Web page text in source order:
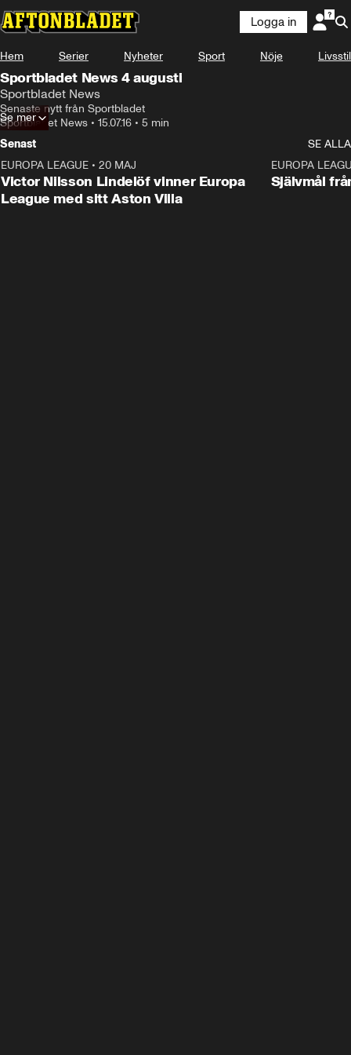
Logga in
Hem Serier Nyheter Sport Nöje Livsstil
Sportbladet News 4 augusti
Sportbladet News
Senaste nytt från Sportbladet
Sportbladet News • 15.07.16 • 5 min
Se mer
Senast
SE ALLA
EUROPA LEAGUE • 20 MAJ
Victor Nilsson Lindelöf vinner Europa
League med sitt Aston Villa
EUROPA
Självmål